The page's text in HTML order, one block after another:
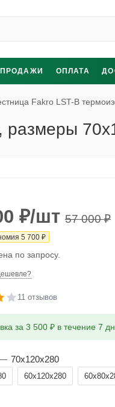
ОПЛАТА
Fakro LST-B
размеры
₽/шт 57 000₽
5 700 ₽
по запросу.
11 отзывов
за 3 500 ₽ в течение 7
70x120x280
60x120x280